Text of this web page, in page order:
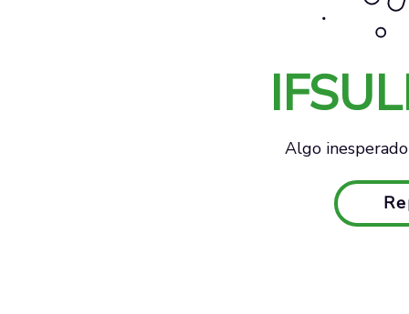
Algo